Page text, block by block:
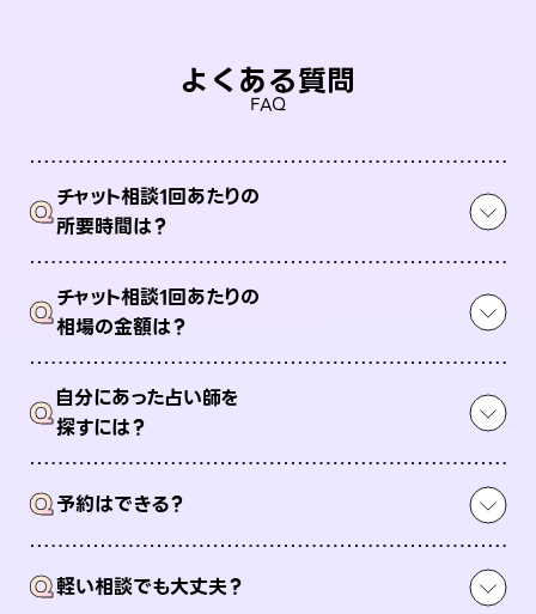
よくある質問
FAQ
Qチャット相談1回あたりの
所要時間は？
Qチャット相談1回あたりの
相場の金額は？
Q自分にあった占い師を
探すには？
Q予約はできる？
Q軽い相談でも大丈夫？